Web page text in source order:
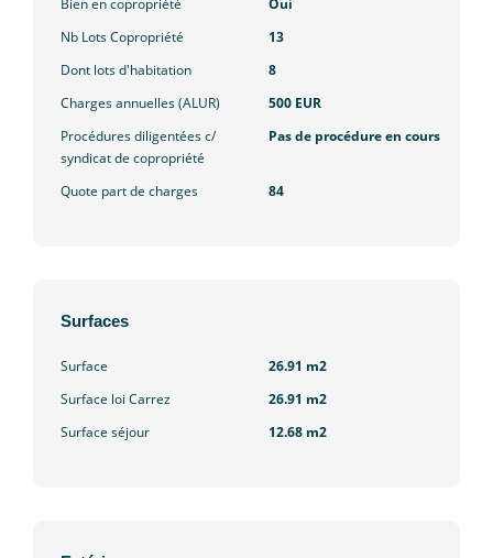
Nb Lots Copropriété
13
Dont lots d'habitation
8
Charges annuelles (ALUR)
500 EUR
Procédures diligentées c/
syndicat de copropriété
Pas de procédure en cours
Quote part de charges 84
Surfaces
Surface
26.91 m2
Surface loi Carrez
26.91 m2
Surface séjour
12.68 m2